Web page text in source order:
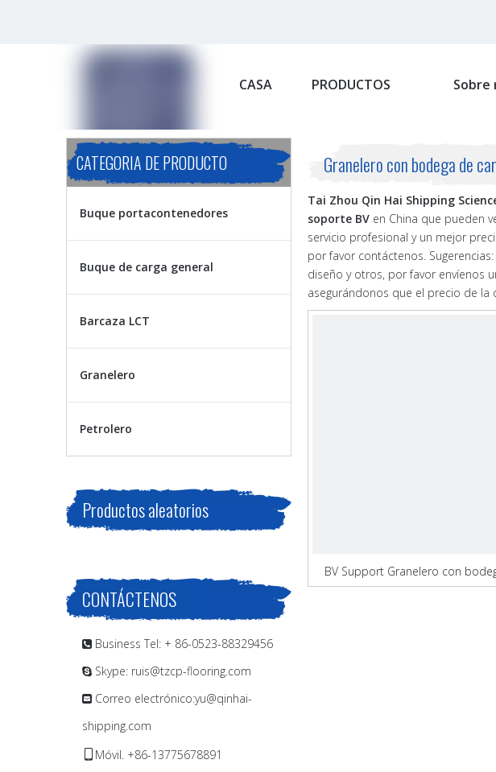
CASA PRODUCTOS Sobre
CATEGORIA DE PRODUCTO
Buque portacontenedores
Buque de carga general
Barcaza LCT
Granelero
Petrolero
Productos aleatorios
CONTÁCTENOS
 Business Tel: + 86-0523-88329456
 Skype: ruis@tzcp-flooring.com
 Correo electrónico:yu@qinhai-
shipping.com
Móvil. +86-13775678891
Granelero con bodega de
Tai Zhou Qin Hai Shipping
soporte BV en China que pueden
servicio profesional y un mejor
por favor contáctenos.
diseño y otros, por favor envíenos
asegurándonos que el precio de la
BV Support Granelero con
carga de doble casco